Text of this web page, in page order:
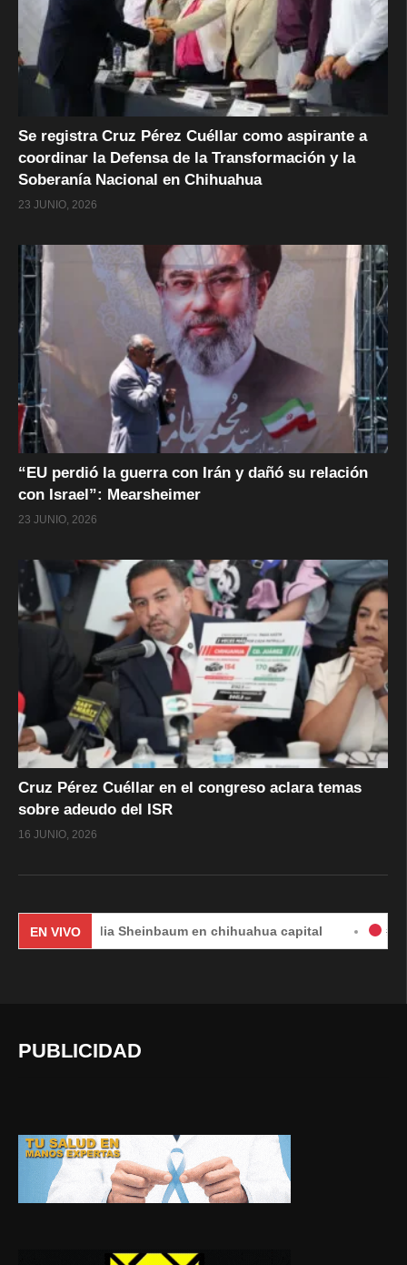
Se registra Cruz Pérez Cuéllar como aspirante a
coordinar la Defensa de la Transformación y la
Soberanía Nacional en Chihuahua
23 JUNIO, 2026
“EU perdió la guerra con Irán y dañó su relación
con Israel”: Mearsheimer
23 JUNIO, 2026
Cruz Pérez Cuéllar en el congreso aclara temas
sobre adeudo del ISR
16 JUNIO, 2026
EN VIVO
Claudia Sheinbaum en chihuahua capital #EnVivo |
PUBLICIDAD